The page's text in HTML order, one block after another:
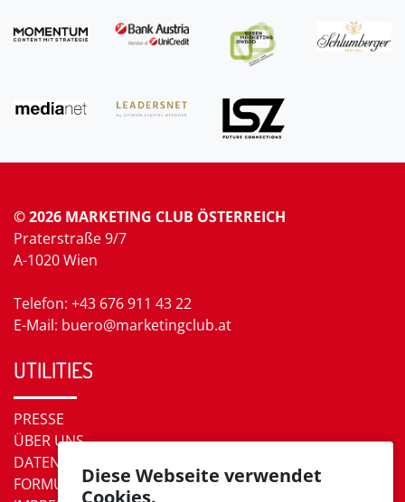
Diese Webseite verwendet
Cookies.
© 2026 MARKETING CLUB ÖSTERREICH
Praterstraße 9/7
A-1020 Wien
Telefon: +43 676 911 43 22
E-Mail: buero@marketingclub.at
UTILITIES
PRESSE
ÜBER UNS
DATENSCHUTZ
FORMULARE